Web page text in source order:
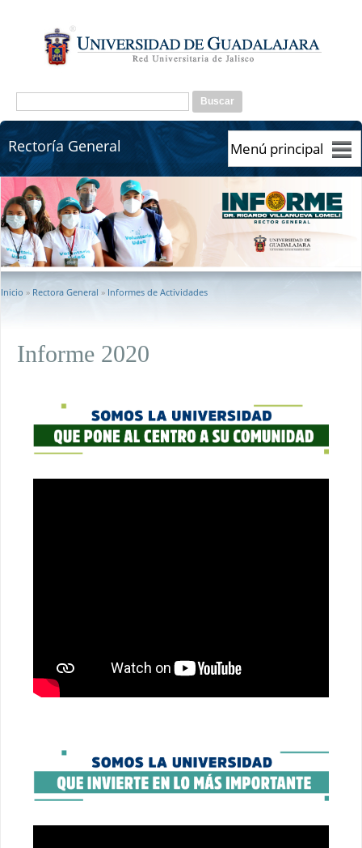
Formulario de búsqueda
Rectoría General
Rectoría General
Se encuentra usted aquí
Inicio » Rectora General » Informes de Actividades
Informe 2020